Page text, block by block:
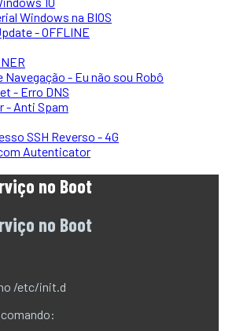
Windows na BIOS
- OFFLINE
Navegação - Eu não sou Robô
- Erro DNS
- Anti Spam
SSH Reverso - 4G
Autenticator
no Boot
no Boot
/etc/init.d